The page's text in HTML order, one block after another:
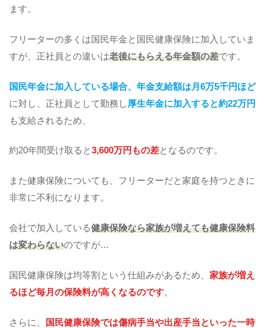
ます。
フリーターの多くは国民年金と国民健康保険に加入していま
すが、正社員との違いは老後にもらえる年金額の差です。
国民年金に加入している場合、年金支給額は月6万5千円ほど
に対し、正社員として勤務し厚生年金に加入すると約22万円
も支給されるため、
約20年間受け取ると3,600万円もの差となるのです。
また健康保険についても、フリーターだと家庭を持つときに
非常に不利になります。
会社で加入している健康保険なら家族が増えても健康保険料
は変わらないのですが…
国民健康保険は均等割という仕組みがあるため、 家族が増え
るほど毎月の保険料が高くなるのです。
さらに、
国民健康保険では傷病手当や出産手当といった一時